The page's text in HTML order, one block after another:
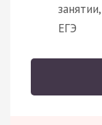
ЕГЭ